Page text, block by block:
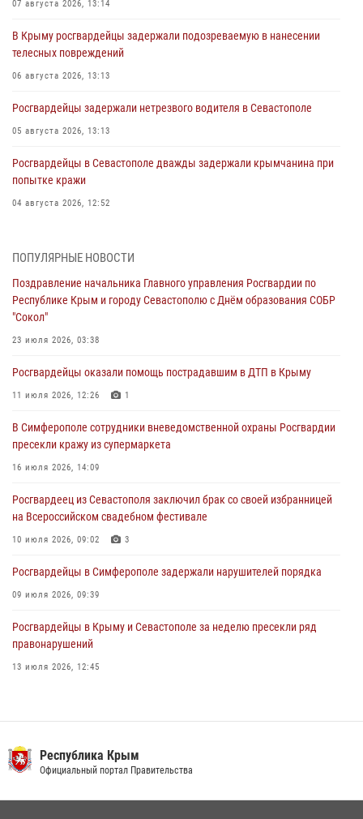
07 августа 2026, 13:14
В Крыму росгвардейцы задержали подозреваемую в нанесении
телесных повреждений
06 августа 2026, 13:13
Росгвардейцы задержали нетрезвого водителя в Севастополе
05 августа 2026, 13:13
Росгвардейцы в Севастополе дважды задержали крымчанина при
попытке кражи
04 августа 2026, 12:52
мужчину
Росгвардия в Крыму и Севастополе задержала ряд
правонарушителей
03 августа 2026, 14:08
В Симферополе росгвардейцы задержали гражданина,
подозреваемого в совершении серии краж
Росгвардейцы оперативно задержали нарушителя на охраняемом
объекте в Севастополе
ПОПУЛЯРНЫЕ НОВОСТИ
Поздравление начальника Главного управления Росгвардии по
Республике Крым и городу Севастополю с Днём образования СОБР
"Сокол"
23 июля 2026, 03:38
Росгвардейцы оказали помощь пострадавшим в ДТП в Крыму
11 июля 2026, 12:26 1
В Симферополе сотрудники вневедомственной охраны Росгвардии
пресекли кражу из супермаркета
16 июля 2026, 14:09
Росгвардеец из Севастополя заключил брак со своей избранницей
на Всероссийском свадебном фестивале
10 июля 2026, 09:02 3
Росгвардейцы в Симферополе задержали нарушителей порядка
09 июля 2026, 09:39
Росгвардейцы в Крыму и Севастополе за неделю пресекли ряд
правонарушений
13 июля 2026, 12:45
21 июля 2026, 13:18
Росгвардия в Крыму и Севастополе задержала ряд
правонарушителей
Республика Крым
Официальный портал Правительства